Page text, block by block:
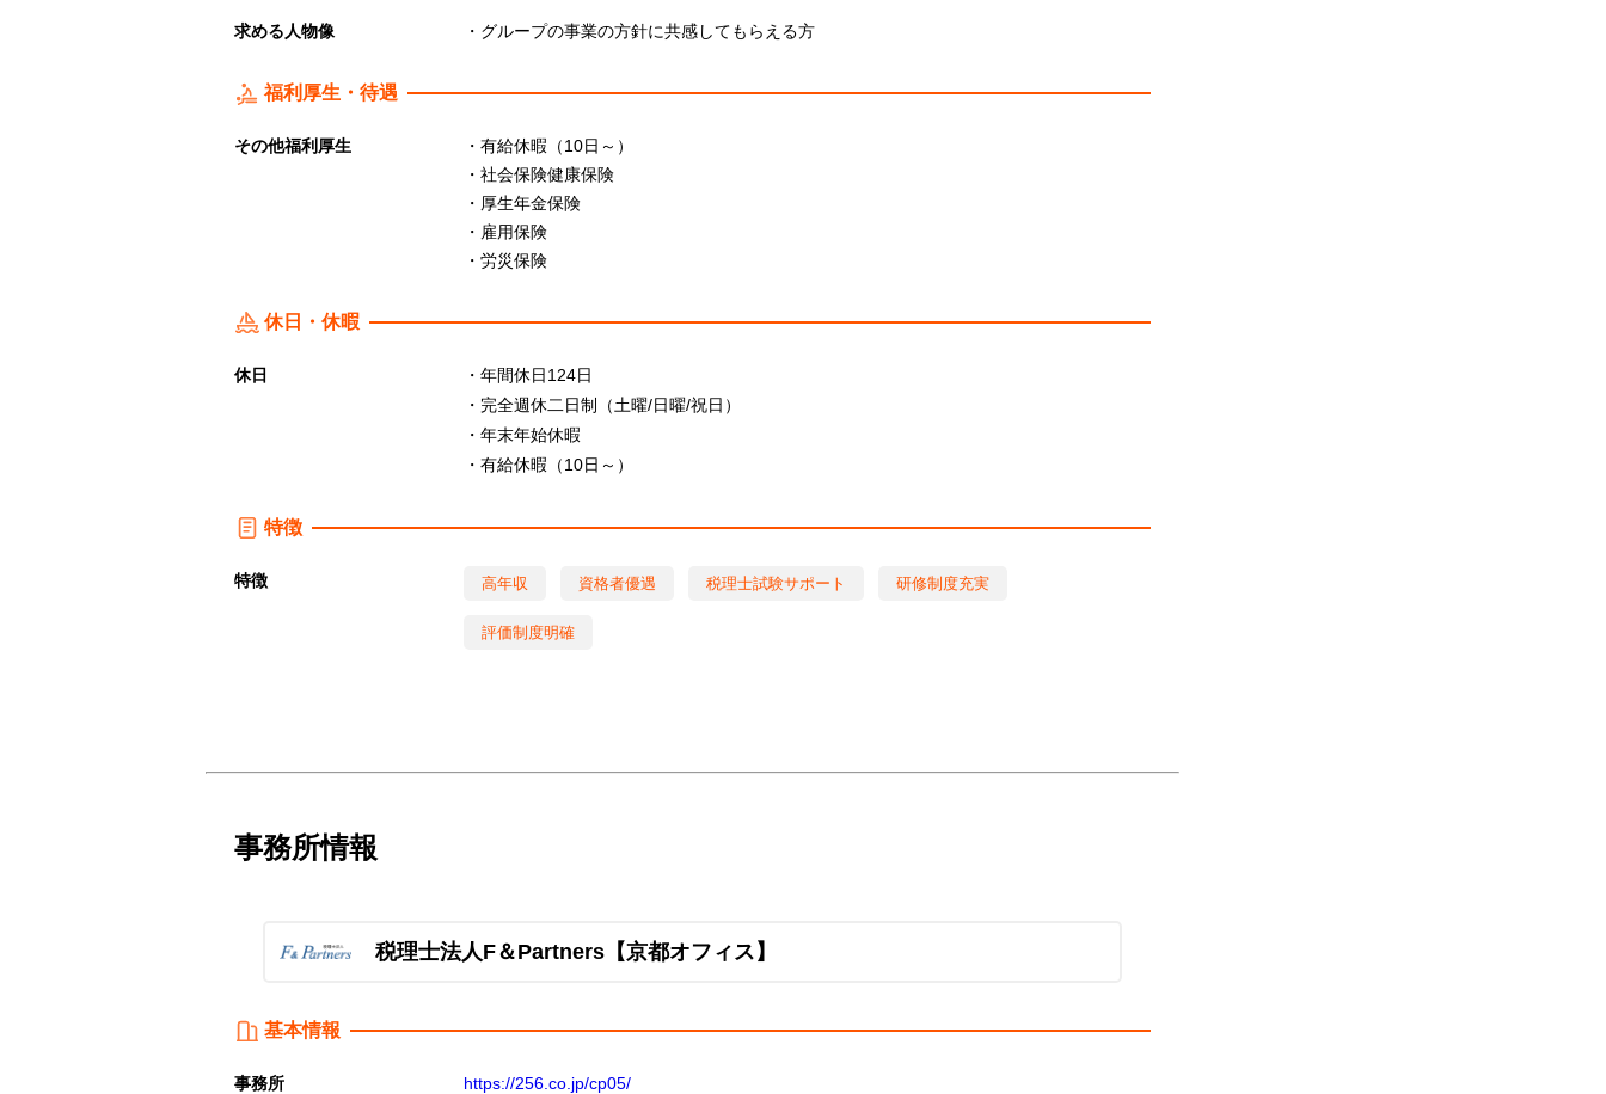
求める人物像 ・グループの事業の方針に共感してもらえる方
福利厚生・待遇
その他福利厚生
・有給休暇（10日～）
・社会保険健康保険
・厚生年金保険
・雇用保険
・労災保険
休日・休暇
休日
・年間休日124日
・完全週休二日制（土曜/日曜/祝日）
・年末年始休暇
・有給休暇（10日～）
特徴
特徴 高年収 資格者優遇 税理士試験サポート 研修制度充実
評価制度明確
事務所情報
税理士法人F＆Partners【京都オフィス】
基本情報
事務所
https://256.co.jp/cp05/